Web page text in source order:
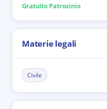
Gratuito Patrocinio
Materie legali
Civile